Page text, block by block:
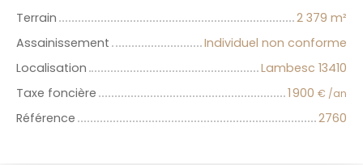
Terrain
2 379 m²
Assainissement
Individuel non conforme
Localisation
Lambesc 13410
Taxe foncière
1 900 € /an
Référence 2760